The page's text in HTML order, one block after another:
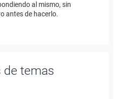
al mismo, sin
antes de hacerlo.
de temas